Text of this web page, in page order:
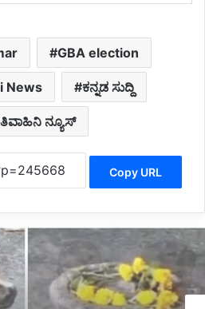
GBA election
News ಕನ್ನಡ ಸುದ್ದಿ
ನ್ಯೂಸ್
Copy URL